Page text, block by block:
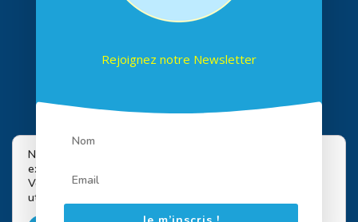
Suivez-nous sur les réseaux
Rejoignez notre Newsletter
Nous utilisons des cookies pour vous offrir la meilleure
expérience sur notre site.
Vous pouvez en savoir plus sur les cookies que nous
utilisons ou les désactiver dans